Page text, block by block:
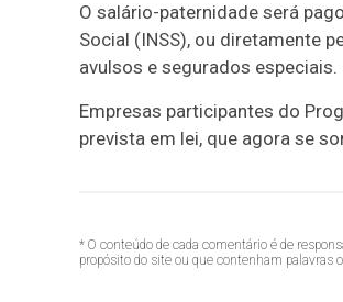
O salário-paternidade será
Social (INSS), ou diretamente
avulsos e segurados
Empresas participantes do
prevista em lei, que agora se
* O conteúdo de cada comentário é de
propósito do site ou que contenham palavras